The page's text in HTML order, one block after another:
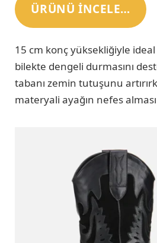
ÜRÜNÜ INCELE…
15 cm konç yüksekliğiyle
bilekte dengeli durmasını
tabanı zemin tutuşunu
materyali ayağın nefes